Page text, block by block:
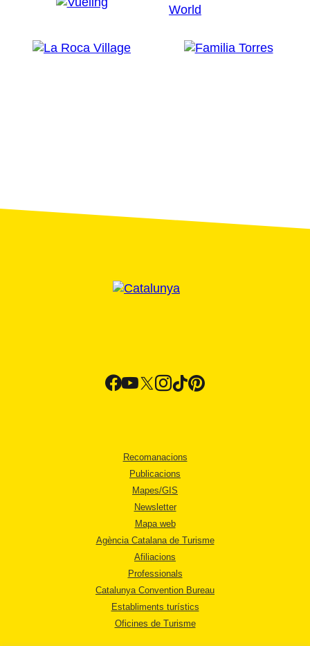
Recomanacions
Publicacions
Mapes/GIS
Newsletter
Mapa web
Agència Catalana de Turisme
Afiliacions
Professionals
Catalunya Convention Bureau
Establiments turístics
Oficines de Turisme